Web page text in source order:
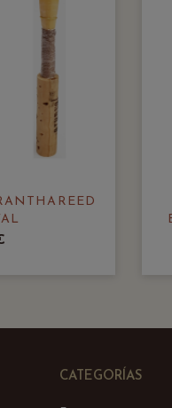
CATEGORÍAS